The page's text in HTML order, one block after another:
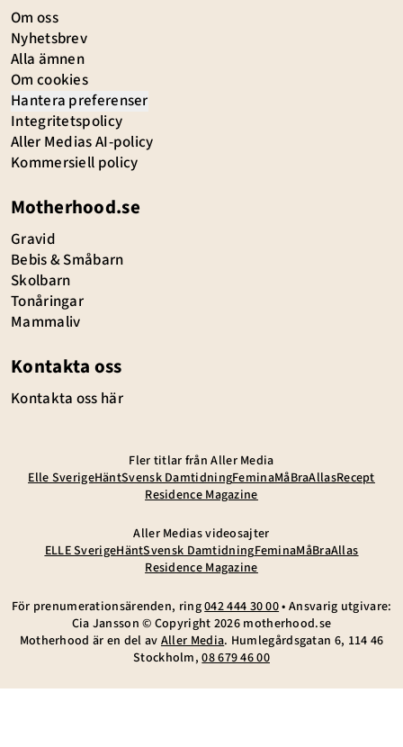
Om oss
Nyhetsbrev
Alla ämnen
Om cookies
Hantera preferenser
Integritetspolicy
Aller Medias AI-policy
Kommersiell policy
Motherhood.se
Gravid
Bebis & Småbarn
Skolbarn
Tonåringar
Mammaliv
Kontakta oss
Kontakta oss här
Fler titlar från Aller Media
Elle SverigeHäntSvensk DamtidningFeminaMåBraAllasRecept
Residence Magazine
Aller Medias videosajter
ELLE SverigeHäntSvensk DamtidningFeminaMåBraAllas
Residence Magazine
För prenumerationsärenden, ring042 444 30 00• Ansvarig utgivare:
Cia Jansson © Copyright 2026 motherhood.se
Motherhood är en del av Aller Media. Humlegårdsgatan 6, 114 46
Stockholm, 08 679 46 00